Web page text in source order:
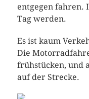
entgegen fahren.
Tag werden.
Es ist kaum
Die
frühstücken, und
auf der Strecke.